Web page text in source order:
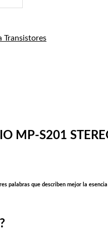
Transistores
MP-S201
palabras que describen mejor la